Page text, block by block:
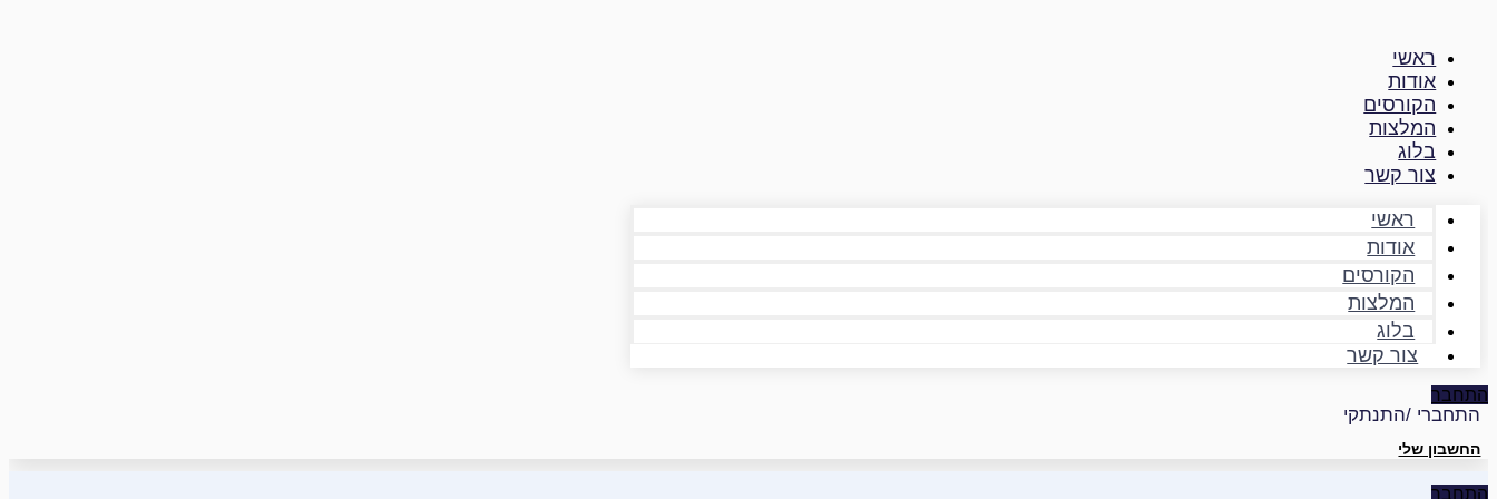
ראשי
אודות
הקורסים
המלצות
בלוג
צור קשר
ראשי
אודות
הקורסים
המלצות
בלוג
צור קשר
התחבר
התחברי /התנתקי
החשבון שלי
התחבר